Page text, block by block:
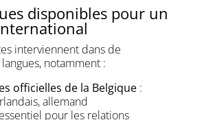
disponibles pour un
interviennent dans de
notamment :
officielles de la Belgique:
allemand
pour les relations